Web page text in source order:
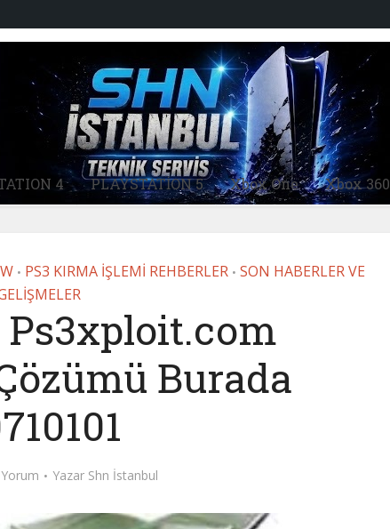
4 PLAYSTATİON 5 Xbox One Xbox 360
• PS3 KIRMA İŞLEMİ REHBERLER • SON HABERLER VE
Ps3xploit.com
Burada
Yazar Shn İstanbul